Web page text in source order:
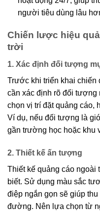
người tiêu dùng lâu
Chiến lược hiệu
trời
1. Xác định đối tượng
Trước khi triển khai chiến
cần xác định rõ đối
chọn vị trí đặt quảng cáo,
Ví dụ, nếu đối tượng là
gần trường học hoặc khu
2. Thiết kế ấn tượng
Thiết kế quảng cáo ngoài
biết. Sử dụng màu sắc
điệp ngắn gọn sẽ giúp
đường. Nên lựa chọn từ